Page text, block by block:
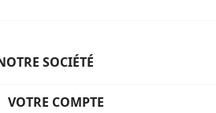
SOCIÉTÉ
VOTRE COMPTE